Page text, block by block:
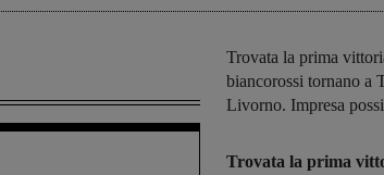
Trovata la prima
biancorossi tornano a
Livorno. Impresa
Trovata la prima